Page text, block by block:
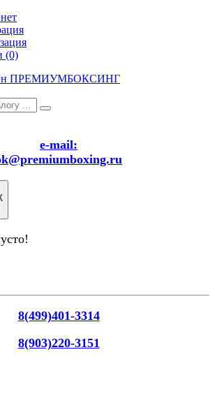
(0)
e-mail:
8(499)401-3314
8(903)220-3151